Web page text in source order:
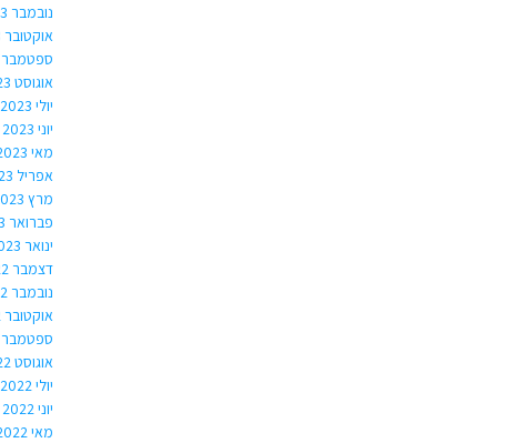
נובמבר 2023
אוקטובר 2023
ספטמבר 2023
אוגוסט 2023
יולי 2023
יוני 2023
מאי 2023
אפריל 2023
מרץ 2023
פברואר 2023
ינואר 2023
דצמבר 2022
נובמבר 2022
אוקטובר 2022
ספטמבר 2022
אוגוסט 2022
יולי 2022
יוני 2022
מאי 2022